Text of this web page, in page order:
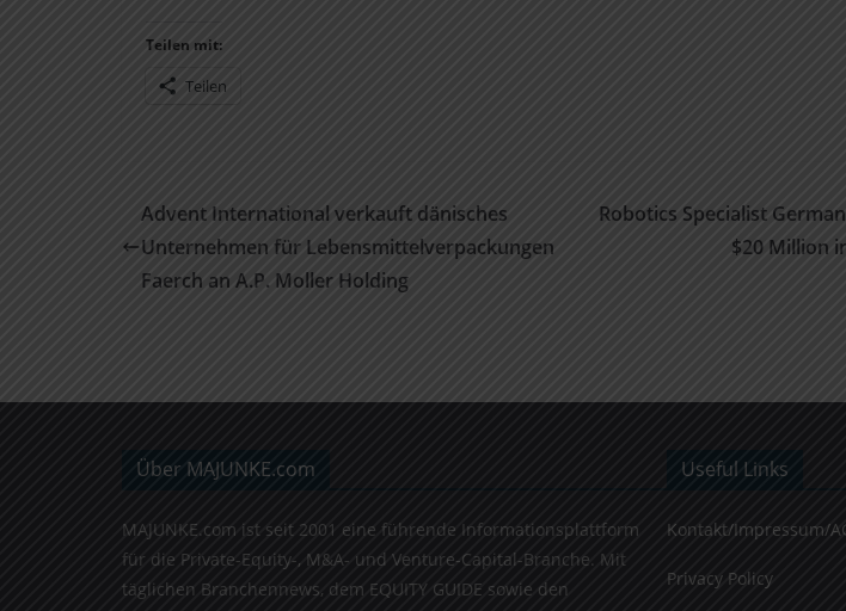
Teilen mit:
Teilen
Advent International verkauft dänisches
Unternehmen für Lebensmittelverpackungen
Faerch an A.P. Moller Holding
Robotics Specialist
$20 Million
Über MAJUNKE.com
MAJUNKE.com ist seit 2001 eine führende Informationsplattform
für die Private-Equity-, M&A- und Venture-Capital-Branche. Mit
täglichen Branchennews, dem EQUITY GUIDE sowie den
Useful Links
Kontakt/Impressum/
Privacy Policy